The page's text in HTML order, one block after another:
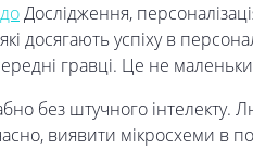
Дослідження,
досягають успіху в
гравці. Це не
без штучного інтелекту.
виявити мікросхеми в